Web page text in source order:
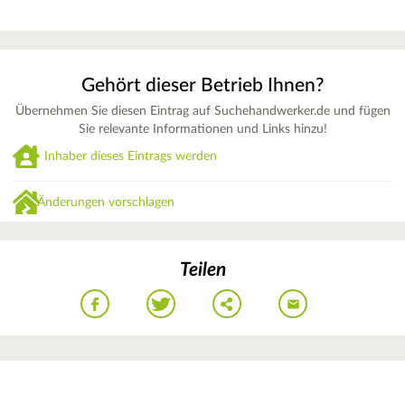
Gehört dieser Betrieb Ihnen?
Übernehmen Sie diesen Eintrag auf Suchehandwerker.de und fügen
Sie relevante Informationen und Links hinzu!
Inhaber dieses Eintrags werden
Änderungen vorschlagen
Teilen